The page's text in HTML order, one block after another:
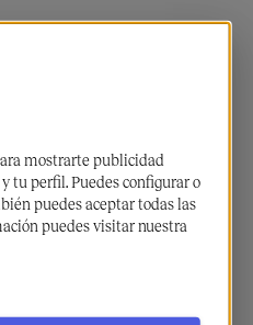
mostrarte publicidad
tu perfil. Puedes configurar o
puedes aceptar todas las
puedes visitar nuestra